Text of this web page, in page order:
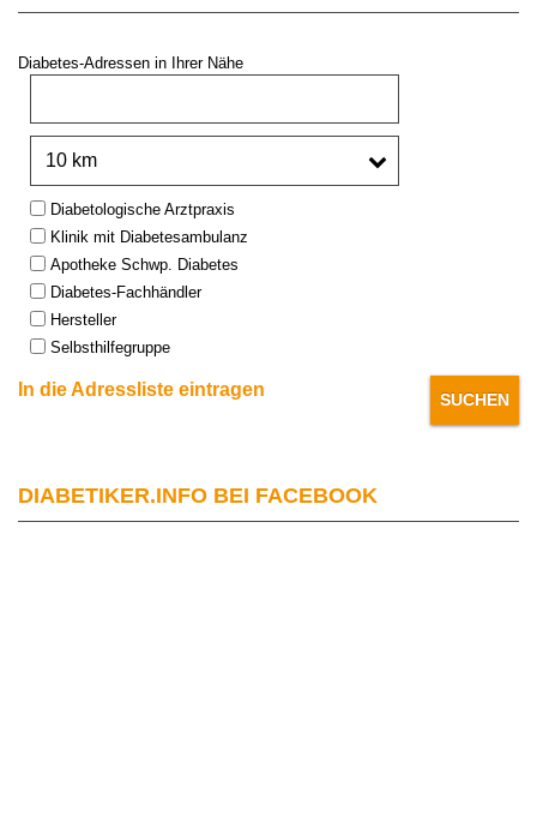
Diabetes-Adressen in Ihrer Nähe
Type:Diabetologische Arztpraxis
Klinik mit Diabetesambulanz
Apotheke Schwp. Diabetes
Diabetes-Fachhändler
Hersteller
Selbsthilfegruppe
In die Adressliste eintragen
DIABETIKER.INFO BEI FACEBOOK